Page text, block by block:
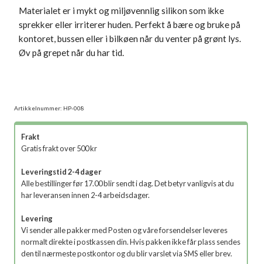
Materialet er i mykt og miljøvennlig silikon som ikke
sprekker eller irriterer huden. Perfekt å bære og bruke på
kontoret, bussen eller i bilkøen når du venter på grønt lys.
Øv på grepet når du har tid.
Artikkelnummer: HP-008
Frakt
Gratis frakt over 500 kr
Leveringstid 2-4 dager
Alle bestillinger før 17.00 blir sendt i dag. Det betyr vanligvis at du
har leveransen innen 2-4 arbeidsdager.
Levering
Vi sender alle pakker med Posten og våre forsendelser leveres
normalt direkte i postkassen din. Hvis pakken ikke får plass sendes
den til nærmeste postkontor og du blir varslet via SMS eller brev.